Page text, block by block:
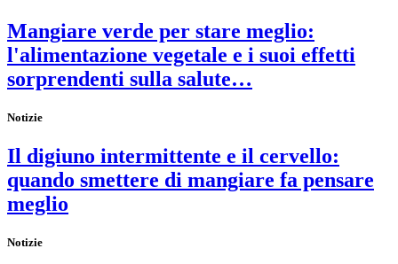
Mangiare verde per stare meglio:
l'alimentazione vegetale e i suoi effetti
sorprendenti sulla salute…
Notizie
Il digiuno intermittente e il cervello:
quando smettere di mangiare fa pensare
meglio
Notizie